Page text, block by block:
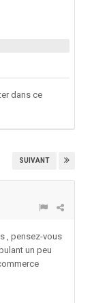
dans ce
SUIVANT
, pensez-vous
un peu